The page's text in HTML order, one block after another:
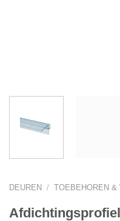
DEUREN / TOEBEHOREN &